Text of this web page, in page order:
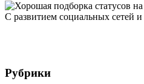
С развитием социальных сетей
Рубрики